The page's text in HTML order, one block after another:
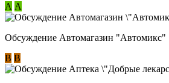
А А
Обсуждение Автомагазин "Автомикс"
В В